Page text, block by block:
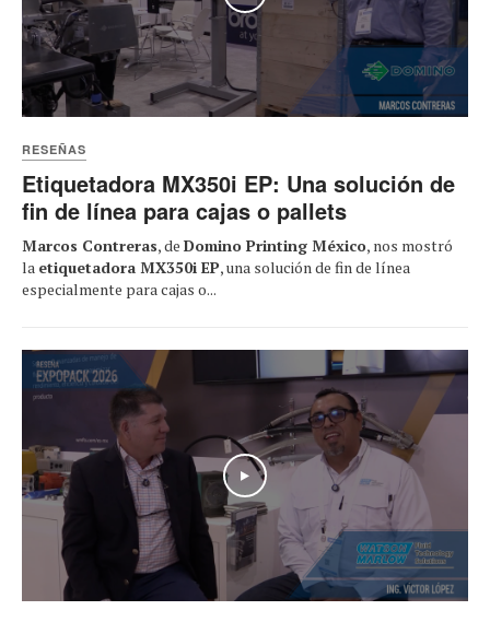
RESEÑAS
Etiquetadora MX350i EP: Una solución de
fin de línea para cajas o pallets
Marcos Contreras, de Domino Printing México, nos mostró
la etiquetadora MX350i EP, una solución de fin de línea
especialmente para cajas o...
Play